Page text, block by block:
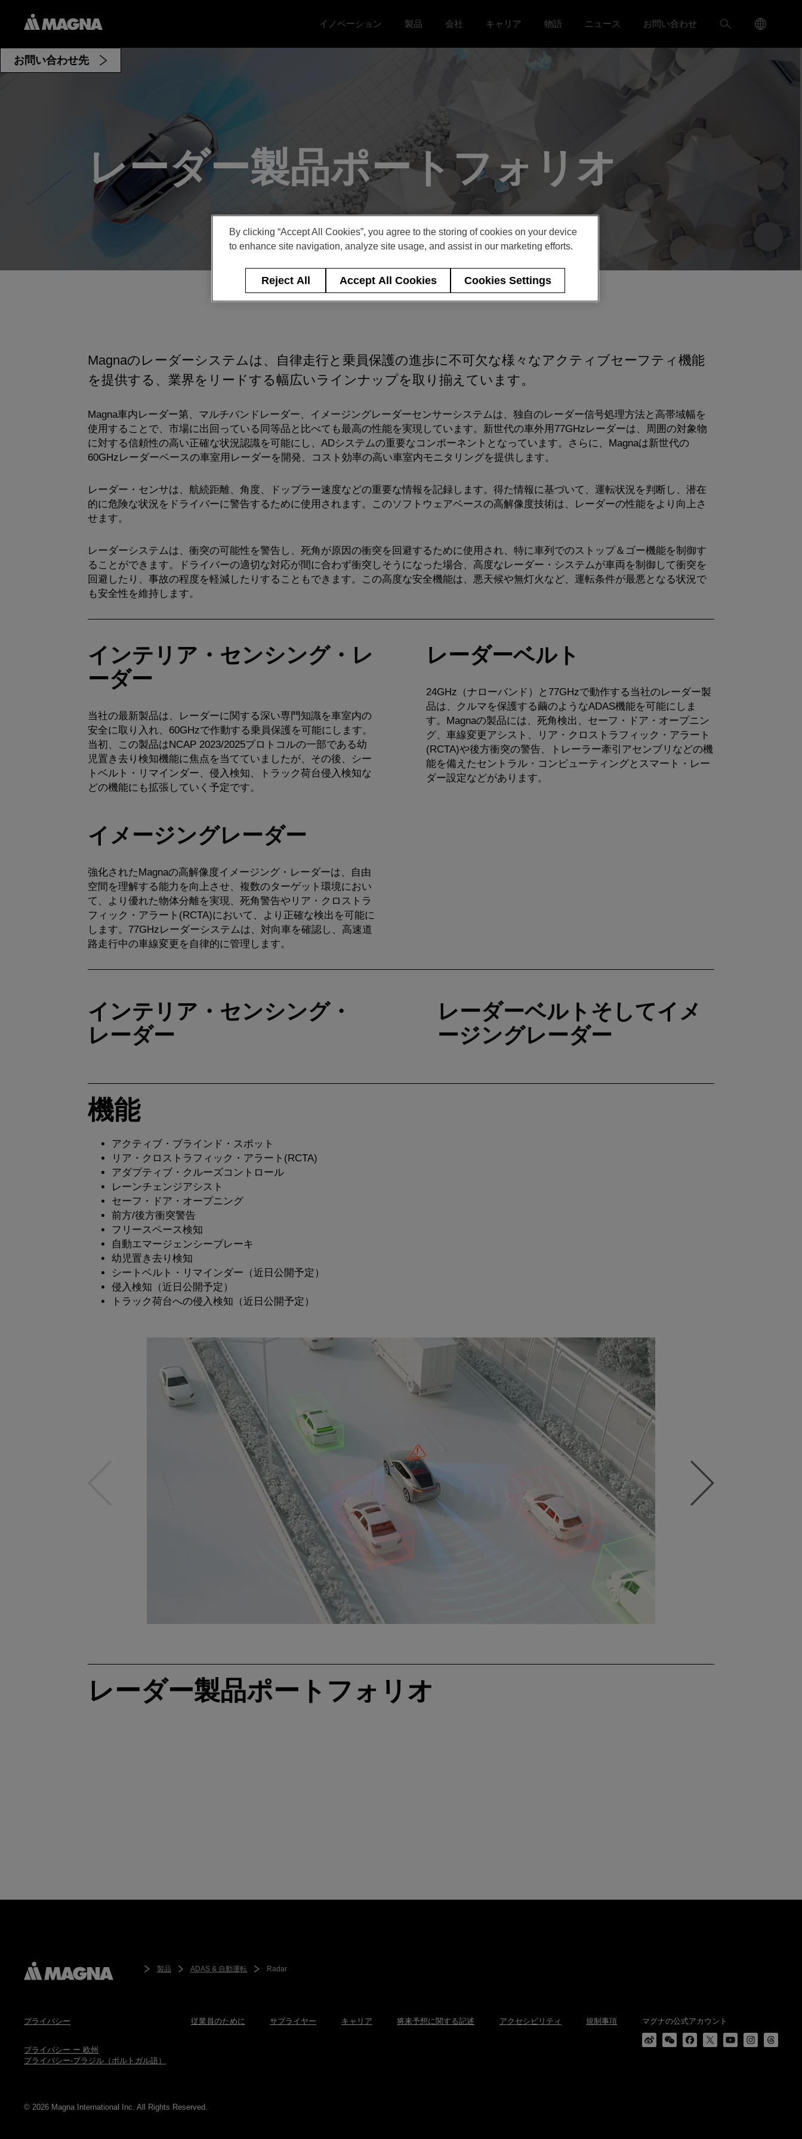
Toggle イノベーション menu
イノベーション Toggle
製品 Toggle 会社 menu
会社 Toggle キャリア menu
キャリア Toggle
物語 Toggle ニュース menu
ニュース お問い合わせ
検
Language
Menu
お問い合わせ先
レーダー製品ポートフォリオ
Magnaのレーダーシステムは、自律走行と乗員保護の進歩に不可欠な様々なアクティブセーフティ機能
を提供する、業界をリードする幅広いラインナップを取り揃えています。
Magna車内レーダー第、マルチバンドレーダー、イメージングレーダーセンサーシステムは、独自のレーダー信号処理方法と高帯域幅を
使用することで、市場に出回っている同等品と比べても最高の性能を実現しています。新世代の車外用77GHzレーダーは、周囲の対象物
に対する信頼性の高い正確な状況認識を可能にし、ADシステムの重要なコンポーネントとなっています。さらに、Magnaは新世代の
60GHzレーダーベースの車室用レーダーを開発、コスト効率の高い車室内モニタリングを提供します。
レーダー・センサは、航続距離、角度、ドップラー速度などの重要な情報を記録します。得た情報に基づいて、運転状況を判断し、潜在
的に危険な状況をドライバーに警告するために使用されます。このソフトウェアベースの高解像度技術は、レーダーの性能をより向上さ
せます。
レーダーシステムは、衝突の可能性を警告し、死角が原因の衝突を回避するために使用され、特に車列でのストップ＆ゴー機能を制御す
ることができます。ドライバーの適切な対応が間に合わず衝突しそうになった場合、高度なレーダー・システムが車両を制御して衝突を
回避したり、事故の程度を軽減したりすることもできます。この高度な安全機能は、悪天候や無灯火など、運転条件が最悪となる状況で
も安全性を維持します。
インテリア・センシング・レ
ーダー
当社の最新製品は、レーダーに関する深い専門知識を車室内の
安全に取り入れ、60GHzで作動する乗員保護を可能にします。
当初、この製品はNCAP 2023/2025プロトコルの一部である幼
児置き去り検知機能に焦点を当てていましたが、その後、シー
トベルト・リマインダー、侵入検知、トラック荷台侵入検知な
どの機能にも拡張していく予定です。
レーダーベルト
24GHz（ナローバンド）と77GHzで動作する当社のレーダー製
品は、クルマを保護する繭のようなADAS機能を可能にしま
す。Magnaの製品には、死角検出、セーフ・ドア・オープニン
グ、車線変更アシスト、リア・クロストラフィック・アラート
(RCTA)や後方衝突の警告、トレーラー牽引アセンブリなどの機
能を備えたセントラル・コンピューティングとスマート・レー
ダー設定などがあります。
イメージングレーダー
強化されたMagnaの高解像度イメージング・レーダーは、自由
空間を理解する能力を向上させ、複数のターゲット環境におい
て、より優れた物体分離を実現、死角警告やリア・クロストラ
フィック・アラート(RCTA)において、より正確な検出を可能に
します。77GHzレーダーシステムは、対向車を確認し、高速道
路走行中の車線変更を自律的に管理します。
video
インテリア・センシング・
レーダー
video
レーダーベルトそしてイメ
ージングレーダー
機能
アクティブ・ブラインド・スポット
リア・クロストラフィック・アラート(RCTA)
アダプティブ・クルーズコントロール
レーンチェンジアシスト
セーフ・ドア・オープニング
前方/後方衝突警告
フリースペース検知
自動エマージェンシーブレーキ
幼児置き去り検知
シートベルト・リマインダー（近日公開予定）
侵入検知（近日公開予定）
トラック荷台への侵入検知（近日公開予定）
レーダー製品ポートフォリオ
製品 ADAS & 自動運転 Radar
プライバシー
プライバシー ー 欧州
プライバシー-ブラジル（ポルトガル語）
従業員のために サプライヤー キャリア 将来予想に関する記述 アクセシビリティ 規制事項 マグナの公式アカウント
© 2026 Magna International Inc. All Rights Reserved.
By clicking “Accept All Cookies”, you agree to the storing of cookies on your device
to enhance site navigation, analyze site usage, and assist in our marketing efforts.
Reject All Accept All Cookies Cookies Settings